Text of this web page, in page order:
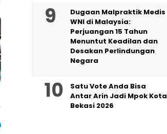
‎Dugaan Malpraktik Medis
WNI di Malaysia:
Perjuangan 15 Tahun
Menuntut Keadilan dan
Desakan Perlindungan
Negara
Satu Vote Anda Bisa
Antar Arin Jadi Mpok Kota
Bekasi 2026